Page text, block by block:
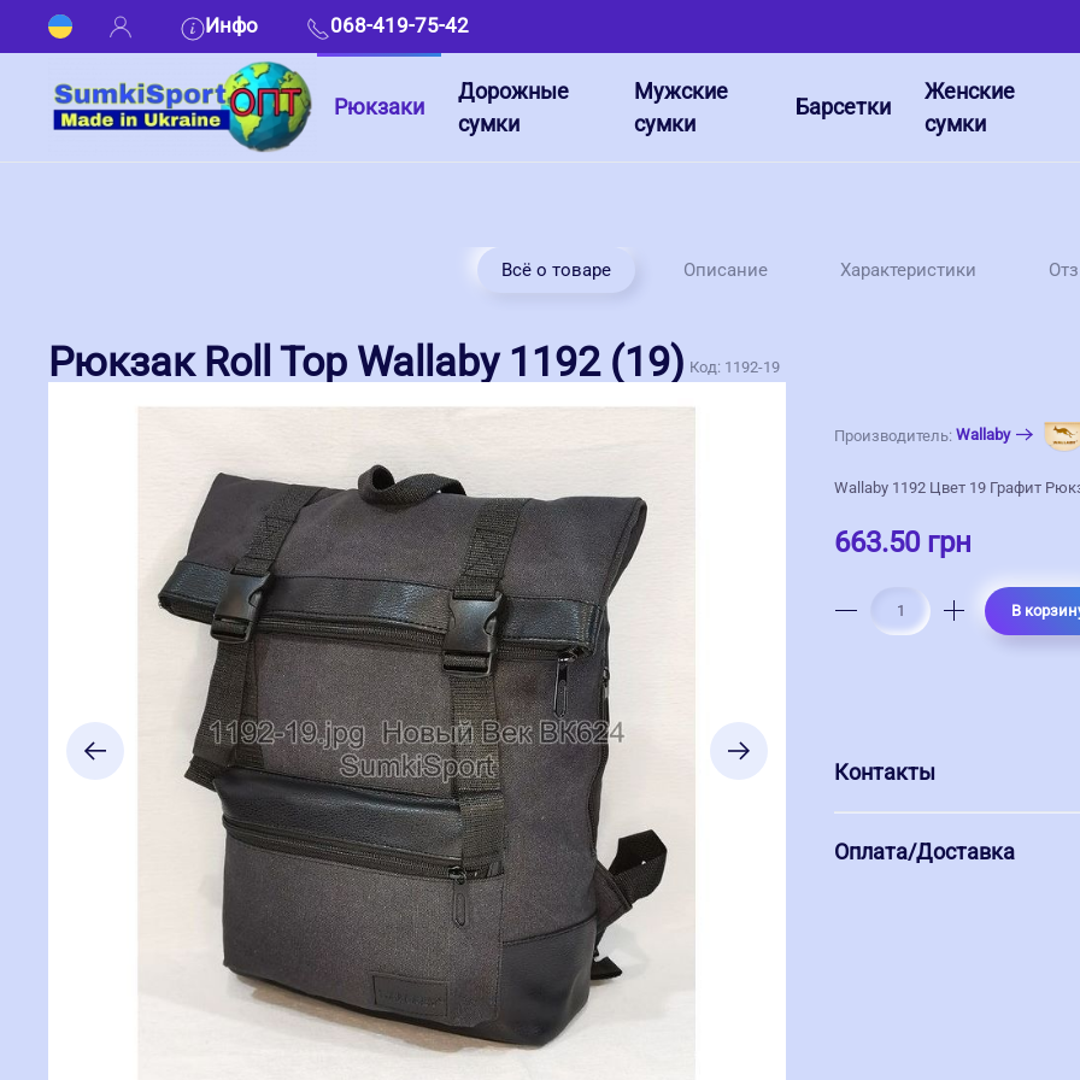
Инфо 068-419-75-42
Рюкзаки
Дорожные
сумки
Мужские
сумки
Барсетки
Женские
сумки
Всё о товаре Описание Характеристики
Рюкзак Roll Top Wallaby 1192 (19) Код: 1192-19
Производитель: Wallaby
Wallaby 1192 Цвет 19 Графит
663.50 грн
В
Контакты
Оплата/Доставка